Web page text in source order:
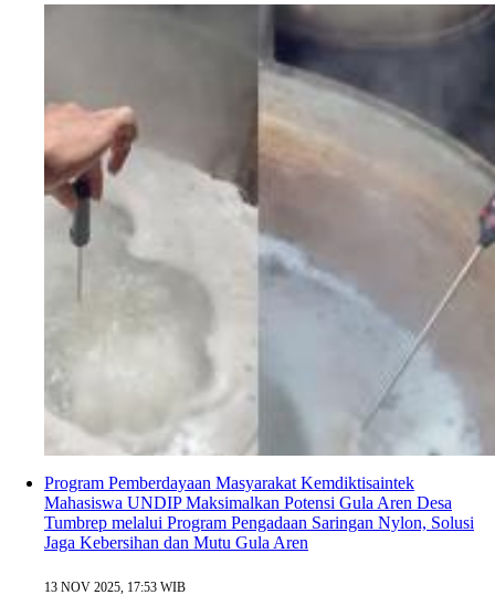
Program Pemberdayaan Masyarakat Kemdiktisaintek
Mahasiswa UNDIP Maksimalkan Potensi Gula Aren Desa
Tumbrep melalui Program Pengadaan Saringan Nylon, Solusi
Jaga Kebersihan dan Mutu Gula Aren
13 NOV 2025, 17:53 WIB